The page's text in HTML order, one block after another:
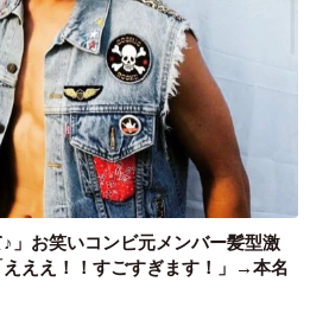
♪」お笑いコンビ元メンバー髪型激
ええ！！すごすぎます！」→本名